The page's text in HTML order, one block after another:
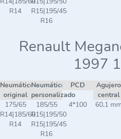
R14
R15|195/45
R16
Renault
1997
Neumático
original
Neumático
personalizado
PCD
Agujero
central
175/65
R14|185/60
R14
185/55
R15|195/50
R15|195/45
R16
4*100 60,1 mm